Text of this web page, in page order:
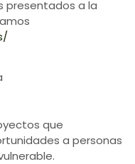
presentados a la
que
a personas